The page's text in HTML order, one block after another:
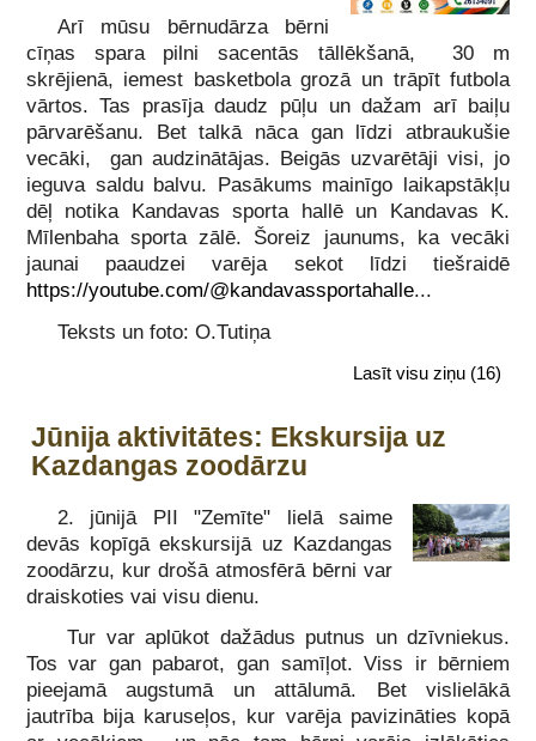
Arī mūsu bērnudārza bērni
cīņas spara pilni sacentās tāllēkšanā, 30 m
skrējienā, iemest basketbola grozā un trāpīt futbola
vārtos. Tas prasīja daudz pūļu un dažam arī baiļu
pārvarēšanu. Bet talkā nāca gan līdzi atbraukušie
vecāki, gan audzinātājas. Beigās uzvarētāji visi, jo
ieguva saldu balvu. Pasākums mainīgo laikapstākļu
dēļ notika Kandavas sporta hallē un Kandavas K.
Mīlenbaha sporta zālē. Šoreiz jaunums, ka vecāki
jaunai paaudzei varēja sekot līdzi tiešraidē
https://youtube.com/@kandavassportahalle...
Teksts un foto: O.Tutiņa
Lasīt visu ziņu (16)
Jūnija aktivitātes: Ekskursija uz
Kazdangas zoodārzu
2. jūnijā PII "Zemīte" lielā saime
devās kopīgā ekskursijā uz Kazdangas
zoodārzu, kur drošā atmosfērā bērni var
draiskoties vai visu dienu.
Tur var aplūkot dažādus putnus un dzīvniekus.
Tos var gan pabarot, gan samīļot. Viss ir bērniem
pieejamā augstumā un attālumā. Bet vislielākā
jautrība bija karuseļos, kur varēja pavizināties kopā